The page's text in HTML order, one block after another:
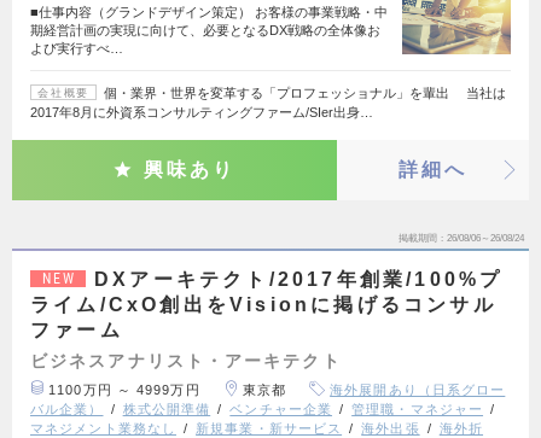
■仕事内容（グランドデザイン策定） お客様の事業戦略・中
期経営計画の実現に向けて、必要となるDX戦略の全体像お
よび実行すべ…
会社概要
個・業界・世界を変革する「プロフェッショナル」を輩出 当社は
2017年8月に外資系コンサルティングファーム/SIer出身…
興味あり 詳細へ
掲載期間 26/08/06～26/08/24
NEW
DXアーキテクト/2017年創業/100%プ
ライム/CxO創出をVisionに掲げるコンサル
ファーム
ビジネスアナリスト・アーキテクト
1100万円 ～ 4999万円 東京都
海外展開あり（日系グロー
バル企業）
株式公開準備 ベンチャー企業
管理職・マネジャー
マネジメント業務なし
新規事業・新サービス 海外出張 海外折